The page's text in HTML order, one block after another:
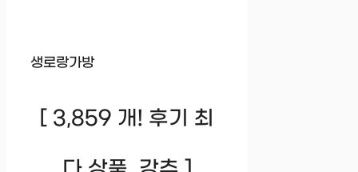
생로랑가방
[ 3,859 개! 후기 최